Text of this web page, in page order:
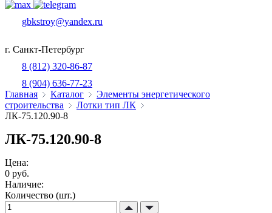
gbkstroy@yandex.ru
г. Санкт-Петербург
8 (812) 320-86-87
8 (904) 636-77-23
Главная
Каталог
Элементы энергетического
строительства
Лотки тип ЛК
ЛК-75.120.90-8
ЛК-75.120.90-8
Цена:
0 руб.
Наличие:
Количество (шт.)